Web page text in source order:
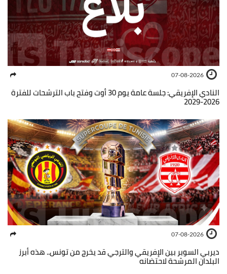
07-08-2026
النادي الإفريقي: جلسة عامة يوم 30 أوت وفتح باب الترشحات للفترة
2026-2029
07-08-2026
ديربي السوبر بين الإفريقي والترجي قد يخرج من تونس.. هذه أبرز
البلدان المرشحة لاحتضانه